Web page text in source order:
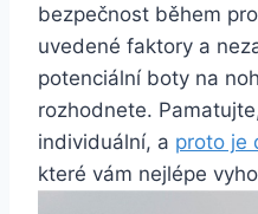
bezpečnost⁣ během
uvedené faktory a
potenciální boty na
rozhodnete.
individuální, a proto je
které ​vám nejlépe